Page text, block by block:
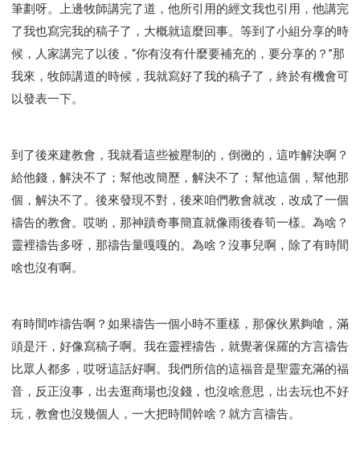
筆劃呀。上邊牧師講完了道，他所引用的經文我也引用，他講完
了我也寫完我的稿子了，大概就這麼回事。等到了小組分享的時
候，人家講完了以後，“你有沒有什麼要補充的，要分享的？”那
我來，牧師講道的時候，我就寫好了我的稿子了，終於有機會可
以發表一下。
到了後來建教會，我就看這些被壓制的，倒黴的，這咋解決啊？
給他錢，解決不了；幫他改簡歷，解決不了；幫他這個，幫他那
個，解決不了。後來發現不對，後來咱們教會就改，改成了一個
禱告的教會。哎喲，那神蹟奇事簡直就像雨後春筍一樣。為啥？
靈裡禱告多呀，那禱告量嘎嘎的。為啥？沒事兒啊，除了有時間
啥也沒有啊。
有時間咋禱告啊？如果禱告一個小時不重樣，那傢伙累夠嗆，滿
頭是汗，好像寫稿子啊。我在靈裡禱告，就覺著保羅的方言禱告
比眾人都多，哎呀這話好啊。我們所信的這福音是聖靈充滿的福
音，反正沒事，出去逛商場也沒錢，也沒啥意思，出去玩也不好
玩，教會也沒幾個人，一大把時間幹啥？就方言禱告。